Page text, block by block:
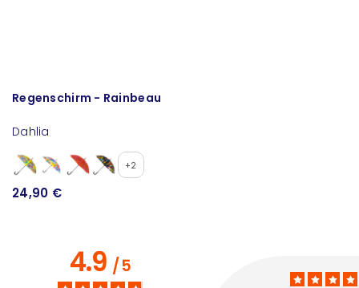
Regenschirm - Rainbeau
Dahlia
+2
24,90 €
4.9/5